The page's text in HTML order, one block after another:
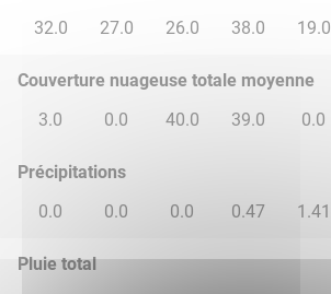
32.0
27.0 26.0 38.0 19.0
Couverture nuageuse totale moyenne
3.0
0.0 40.0 39.0 0.0
Précipitations
0.0
0.0 0.0 0.47 1.41
Pluie total